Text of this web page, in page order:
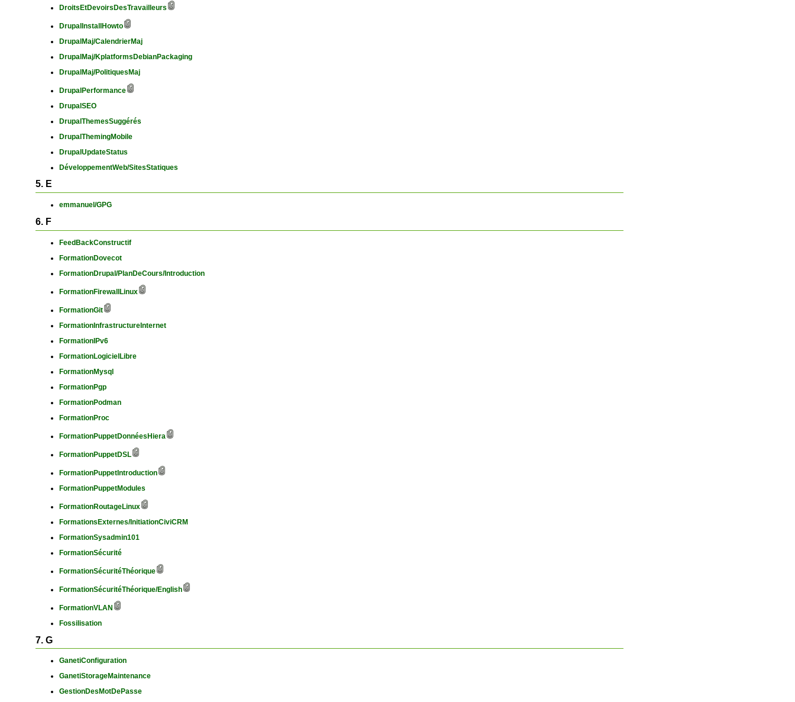
DroitsEtDevoirsDesTravailleurs
DrupalInstallHowto
DrupalMaj/CalendrierMaj
DrupalMaj/KplatformsDebianPackaging
DrupalMaj/PolitiquesMaj
DrupalPerformance
DrupalSEO
DrupalThemesSuggérés
DrupalThemingMobile
DrupalUpdateStatus
DéveloppementWeb/SitesStatiques
5. E
emmanuel/GPG
6. F
FeedBackConstructif
FormationDovecot
FormationDrupal/PlanDeCours/Introduction
FormationFirewallLinux
FormationGit
FormationInfrastructureInternet
FormationIPv6
FormationLogicielLibre
FormationMysql
FormationPgp
FormationPodman
FormationProc
FormationPuppetDonnéesHiera
FormationPuppetDSL
FormationPuppetIntroduction
FormationPuppetModules
FormationRoutageLinux
FormationsExternes/InitiationCiviCRM
FormationSysadmin101
FormationSécurité
FormationSécuritéThéorique
FormationSécuritéThéorique/English
FormationVLAN
Fossilisation
7. G
GanetiConfiguration
GanetiStorageMaintenance
GestionDesMotDePasse